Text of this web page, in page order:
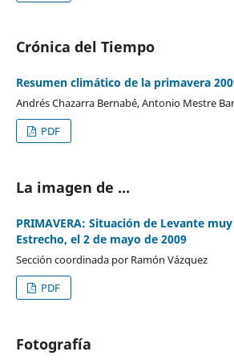
Crónica del Tiempo
Resumen climático de la primavera
Andrés Chazarra Bernabé, Antonio Mestre
PDF
La imagen de ...
PRIMAVERA: Situación de Levante
Estrecho, el 2 de mayo de 2009
Sección coordinada por Ramón Vázquez
PDF
Fotografía